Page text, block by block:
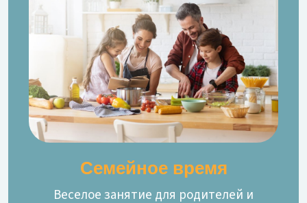
Семейное время
Веселое занятие для родителей и